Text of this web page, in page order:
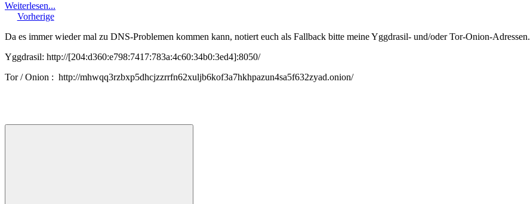
Weiterlesen...
Vorherige
Da es immer wieder mal zu DNS-Problemen kommen kann, notiert euch als Fallback bitte meine Yggdrasil- und/oder Tor-Onion-Adressen.
Yggdrasil: http://[204:d360:e798:7417:783a:4c60:34b0:3ed4]:8050/
Tor / Onion : http://mhwqq3rzbxp5dhcjzzrrfn62xuljb6kof3a7hkhpazun4sa5f632zyad.onion/